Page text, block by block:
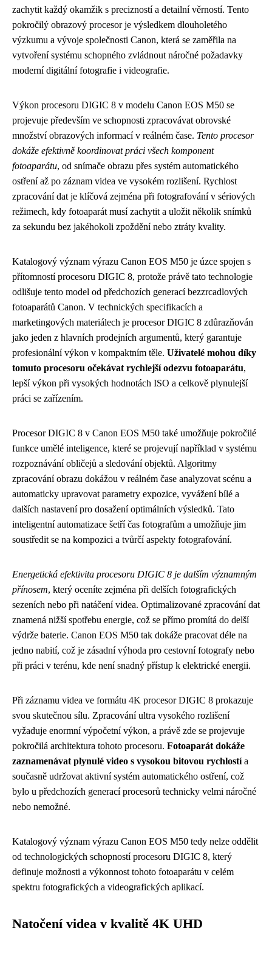
zachytit každý okamžik s precizností a detailní věrností. Tento
pokročilý obrazový procesor je výsledkem dlouholetého
výzkumu a vývoje společnosti Canon, která se zaměřila na
vytvoření systému schopného zvládnout náročné požadavky
moderní digitální fotografie i videografie.
Výkon procesoru DIGIC 8 v modelu Canon EOS M50 se
projevuje především ve schopnosti zpracovávat obrovské
množství obrazových informací v reálném čase. Tento procesor
dokáže efektivně koordinovat práci všech komponent
fotoaparátu, od snímače obrazu přes systém automatického
ostření až po záznam videa ve vysokém rozlišení. Rychlost
zpracování dat je klíčová zejména při fotografování v sériových
režimech, kdy fotoaparát musí zachytit a uložit několik snímků
za sekundu bez jakéhokoli zpoždění nebo ztráty kvality.
Katalogový význam výrazu Canon EOS M50 je úzce spojen s
přítomností procesoru DIGIC 8, protože právě tato technologie
odlišuje tento model od předchozích generací bezzrcadlových
fotoaparátů Canon. V technických specifikacích a
marketingových materiálech je procesor DIGIC 8 zdůrazňován
jako jeden z hlavních prodejních argumentů, který garantuje
profesionální výkon v kompaktním těle. Uživatelé mohou díky
tomuto procesoru očekávat rychlejší odezvu fotoaparátu,
lepší výkon při vysokých hodnotách ISO a celkově plynulejší
práci se zařízením.
Procesor DIGIC 8 v Canon EOS M50 také umožňuje pokročilé
funkce umělé inteligence, které se projevují například v systému
rozpoznávání obličejů a sledování objektů. Algoritmy
zpracování obrazu dokážou v reálném čase analyzovat scénu a
automaticky upravovat parametry expozice, vyvážení bílé a
dalších nastavení pro dosažení optimálních výsledků. Tato
inteligentní automatizace šetří čas fotografům a umožňuje jim
soustředit se na kompozici a tvůrčí aspekty fotografování.
Energetická efektivita procesoru DIGIC 8 je dalším významným
přínosem, který oceníte zejména při delších fotografických
sezeních nebo při natáčení videa. Optimalizované zpracování dat
znamená nižší spotřebu energie, což se přímo promítá do delší
výdrže baterie. Canon EOS M50 tak dokáže pracovat déle na
jedno nabití, což je zásadní výhoda pro cestovní fotografy nebo
při práci v terénu, kde není snadný přístup k elektrické energii.
Při záznamu videa ve formátu 4K procesor DIGIC 8 prokazuje
svou skutečnou sílu. Zpracování ultra vysokého rozlišení
vyžaduje enormní výpočetní výkon, a právě zde se projevuje
pokročilá architektura tohoto procesoru. Fotoaparát dokáže
zaznamenávat plynulé video s vysokou bitovou rychlostía
současně udržovat aktivní systém automatického ostření, což
bylo u předchozích generací procesorů technicky velmi náročné
nebo nemožné.
Katalogový význam výrazu Canon EOS M50 tedy nelze oddělit
od technologických schopností procesoru DIGIC 8, který
definuje možnosti a výkonnost tohoto fotoaparátu v celém
spektru fotografických a videografických aplikací.
Natočení videa v kvalitě 4K UHD